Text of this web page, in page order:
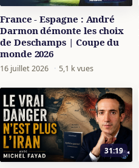
France - Espagne : André
Darmon démonte les choix
de Deschamps | Coupe du
monde 2026
16 juillet 2026 · 5,1 k vues
31:19